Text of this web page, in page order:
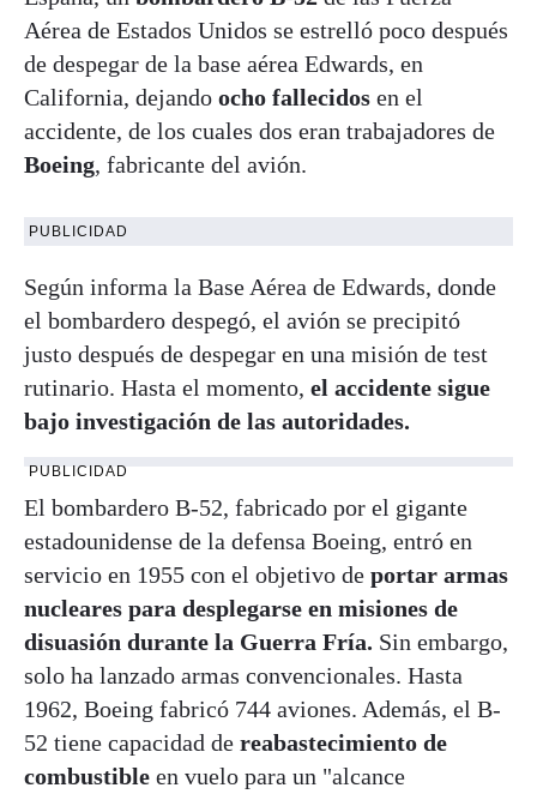
Aérea de Estados Unidos se estrelló poco después
de despegar de la base aérea Edwards, en
California, dejando ocho fallecidos en el
accidente, de los cuales dos eran trabajadores de
Boeing, fabricante del avión.
PUBLICIDAD
Según informa la Base Aérea de Edwards, donde
el bombardero despegó, el avión se precipitó
justo después de despegar en una misión de test
rutinario. Hasta el momento, el accidente sigue
bajo investigación de las autoridades.
PUBLICIDAD
El bombardero B-52, fabricado por el gigante
estadounidense de la defensa Boeing, entró en
servicio en 1955 con el objetivo de portar armas
nucleares para desplegarse en misiones de
disuasión durante la Guerra Fría. Sin embargo,
solo ha lanzado armas convencionales. Hasta
1962, Boeing fabricó 744 aviones. Además, el B-
52 tiene capacidad de reabastecimiento de
combustible en vuelo para un "alcance